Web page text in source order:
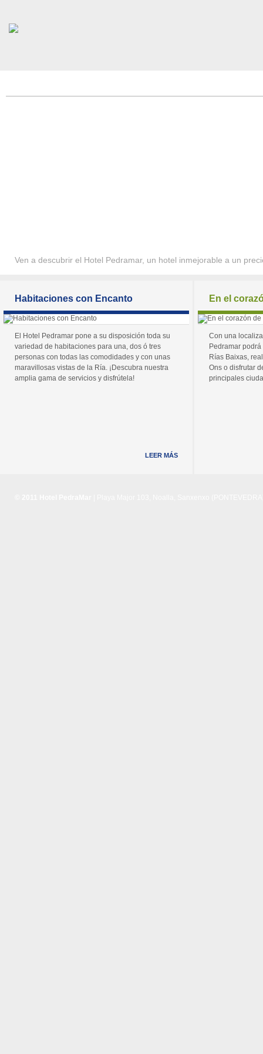
Ven a descubrir el Hotel Pedramar, un hotel inmejorable a un
Habitaciones con Encanto
El Hotel Pedramar pone a su disposición toda su
variedad de habitaciones para una, dos ó tres
personas con todas las comodidades y con unas
maravillosas vistas de la Ría. ¡Descubra nuestra
amplia gama de servicios y disfrútela!
LEER MÁS
En el
Con una
Pedramar
Rías Baixas,
Ons o disfrutar
principales